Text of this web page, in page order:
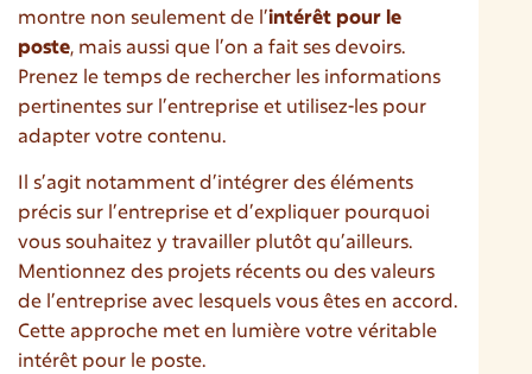
montre non seulement de l’intérêt pour le
poste, mais aussi que l’on a fait ses devoirs.
Prenez le temps de rechercher les informations
pertinentes sur l’entreprise et utilisez-les pour
adapter votre contenu.
Il s’agit notamment d’intégrer des éléments
précis sur l’entreprise et d’expliquer pourquoi
vous souhaitez y travailler plutôt qu’ailleurs.
Mentionnez des projets récents ou des valeurs
de l’entreprise avec lesquels vous êtes en accord.
Cette approche met en lumière votre véritable
intérêt pour le poste.